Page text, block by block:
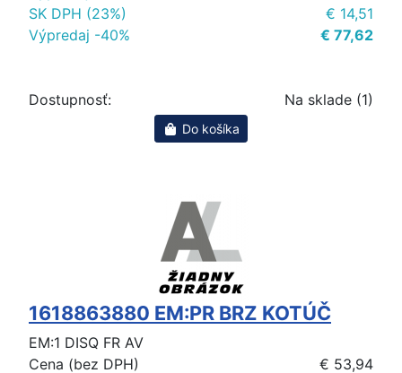
SK DPH (23%)
€ 14,51
Výpredaj -40%
€ 77,62
Dostupnosť: Na sklade (1)
Do košíka
1618863880 EM:PR BRZ KOTÚČ
EM:1 DISQ FR AV
Cena (bez DPH)
€ 53,94